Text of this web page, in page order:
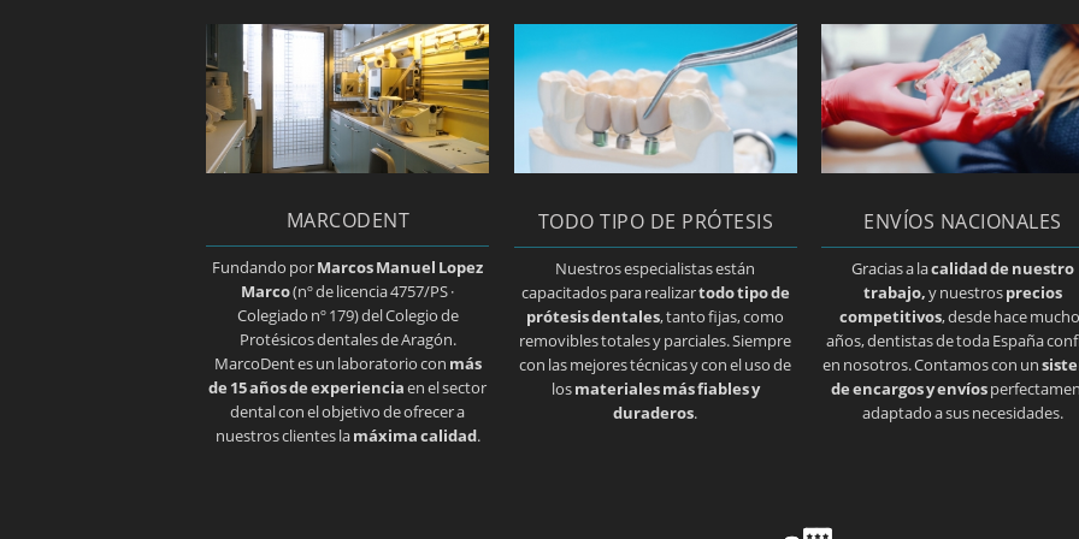
MARCODENT
Fundando porMarcos Manuel Lopez
Marco(nº de licencia 4757/PS ·
Colegiado nº 179) del Colegio de
Protésicos dentales de Aragón.
MarcoDent es un laboratorio con más
de 15 años de experienciaen el sector
dental con el objetivo de ofrecer a
nuestros clientes lamáxima calidad.
TODO TIPO DE PRÓTESIS
Nuestros especialistas están
capacitados para realizartodo tipo de
prótesis dentales, tanto fijas, como
removibles totales y parciales. Siempre
con las mejores técnicas y con el uso de
losmateriales más fiables y
duraderos.
ENVÍOS NACIONALES
Gracias a lacalidad de nuestro
trabajo,y nuestrosprecios
competitivos, desde hace
años, dentistas de toda España
en nosotros. Contamos con un
de encargos y envíos
adaptado a sus necesidades.